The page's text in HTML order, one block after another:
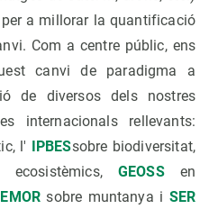
a millorar la quantificació
Com a centre públic, ens
canvi de paradigma a
de diversos dels nostres
internacionals rellevants:
l' IPBESsobre biodiversitat,
ecosistèmics, GEOSS en
sobre muntanya i SER